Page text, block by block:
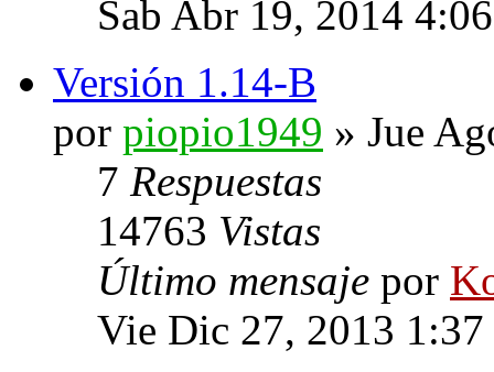
Sab Abr 19, 2014
Versión 1.14-B
por piopio1949 » Jue
7 Respuestas
14763 Vistas
Último mensaje por
Vie Dic 27, 2013 1:37